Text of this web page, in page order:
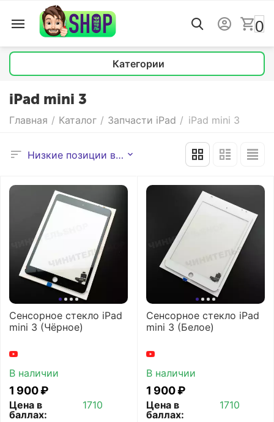
0
Категории
iPad mini 3
Главная / Каталог / Запчасти iPad / iPad mini 3
Низкие позиции выше
Сенсорное стекло iPad
mini 3 (Чёрное)
В наличии
1 900₽
Цена в
баллах:
1710
Сенсорное стекло iPad
mini 3 (Белое)
В наличии
1 900₽
Цена в
баллах:
1710